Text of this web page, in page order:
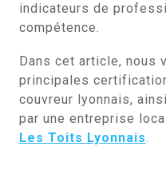
indicateurs de
compétence.
Dans cet article, nous
principales
couvreur lyonnais,
par une entreprise
Les Toits Lyonnais.